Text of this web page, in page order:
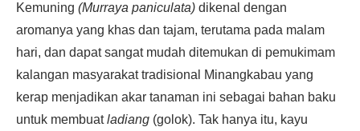
Kemuning (Murraya paniculata) dikenal dengan
aromanya yang khas dan tajam, terutama pada malam
hari, dan dapat sangat mudah ditemukan di pemukimam
kalangan masyarakat tradisional Minangkabau yang
kerap menjadikan akar tanaman ini sebagai bahan baku
untuk membuatladiang (golok). Tak hanya itu, kayu